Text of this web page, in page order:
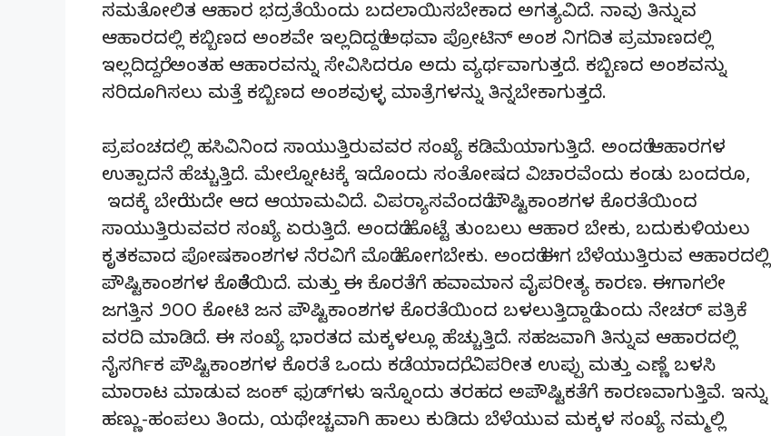
ಸಮತೋಲಿತ ಆಹಾರ ಭದ್ರತೆಯೆಂದು ಬದಲಾಯಿಸಬೇಕಾದ ಅಗತ್ಯವಿದೆ. ನಾವು ತಿನ್ನುವ
ಆಹಾರದಲ್ಲಿ ಕಬ್ಬಿಣದ ಅಂಶವೇ ಇಲ್ಲದಿದ್ದರೆ ಅಥವಾ ಪ್ರೋಟಿನ್ ಅಂಶ ನಿಗದಿತ ಪ್ರಮಾಣದಲ್ಲಿ
ಇಲ್ಲದಿದ್ದರೆ, ಅಂತಹ ಆಹಾರವನ್ನು ಸೇವಿಸಿದರೂ ಅದು ವ್ಯರ್ಥವಾಗುತ್ತದೆ. ಕಬ್ಬಿಣದ ಅಂಶವನ್ನು
ಸರಿದೂಗಿಸಲು ಮತ್ತೆ ಕಬ್ಬಿಣದ ಅಂಶವುಳ್ಳ ಮಾತ್ರೆಗಳನ್ನು ತಿನ್ನಬೇಕಾಗುತ್ತದೆ.
ಪ್ರಪಂಚದಲ್ಲಿ ಹಸಿವಿನಿಂದ ಸಾಯುತ್ತಿರುವವರ ಸಂಖ್ಯೆ ಕಡಿಮೆಯಾಗುತ್ತಿದೆ. ಅಂದರೆ ಆಹಾರಗಳ
ಉತ್ಪಾದನೆ ಹೆಚ್ಚುತ್ತಿದೆ. ಮೇಲ್ನೋಟಕ್ಕೆ ಇದೊಂದು ಸಂತೋಷದ ವಿಚಾರವೆಂದು ಕಂಡು ಬಂದರೂ,
ಇದಕ್ಕೆ ಬೇರೆಯದೇ ಆದ ಆಯಾಮವಿದೆ. ವಿಪರ್‍ಯಾಸವೆಂದರೆ ಪೌಷ್ಟಿಕಾಂಶಗಳ ಕೊರತೆಯಿಂದ
ಸಾಯುತ್ತಿರುವವರ ಸಂಖ್ಯೆ ಏರುತ್ತಿದೆ. ಅಂದರೆ ಹೊಟ್ಟೆ ತುಂಬಲು ಆಹಾರ ಬೇಕು, ಬದುಕುಳಿಯಲು
ಕೃತಕವಾದ ಪೋಷಕಾಂಶಗಳ ನೆರವಿಗೆ ಮೊರೆ ಹೋಗಬೇಕು. ಅಂದರೆ ಈಗ ಬೆಳೆಯುತ್ತಿರುವ ಆಹಾರದಲ್ಲಿ
ಪೌಷ್ಟಿಕಾಂಶಗಳ ಕೊರೆತೆಯಿದೆ. ಮತ್ತು ಈ ಕೊರತೆಗೆ ಹವಾಮಾನ ವೈಪರೀತ್ಯ ಕಾರಣ. ಈಗಾಗಲೇ
ಜಗತ್ತಿನ ೨೦೦ ಕೋಟಿ ಜನ ಪೌಷ್ಟಿಕಾಂಶಗಳ ಕೊರತೆಯಿಂದ ಬಳಲುತ್ತಿದ್ದಾರೆ ಎಂದು ನೇಚರ್ ಪತ್ರಿಕೆ
ವರದಿ ಮಾಡಿದೆ. ಈ ಸಂಖ್ಯೆ ಭಾರತದ ಮಕ್ಕಳಲ್ಲೂ ಹೆಚ್ಚುತ್ತಿದೆ. ಸಹಜವಾಗಿ ತಿನ್ನುವ ಆಹಾರದಲ್ಲಿ
ನೈಸರ್ಗಿಕ ಪೌಷ್ಟಿಕಾಂಶಗಳ ಕೊರತೆ ಒಂದು ಕಡೆಯಾದರೆ, ವಿಪರೀತ ಉಪ್ಪು ಮತ್ತು ಎಣ್ಣೆ ಬಳಸಿ
ಮಾರಾಟ ಮಾಡುವ ಜಂಕ್ ಫುಡ್‌ಗಳು ಇನ್ನೊಂದು ತರಹದ ಅಪೌಷ್ಟಿಕತೆಗೆ ಕಾರಣವಾಗುತ್ತಿವೆ. ಇನ್ನು
ಹಣ್ಣು-ಹಂಪಲು ತಿಂದು, ಯಥೇಚ್ಚವಾಗಿ ಹಾಲು ಕುಡಿದು ಬೆಳೆಯುವ ಮಕ್ಕಳ ಸಂಖ್ಯೆ ನಮ್ಮಲ್ಲಿ